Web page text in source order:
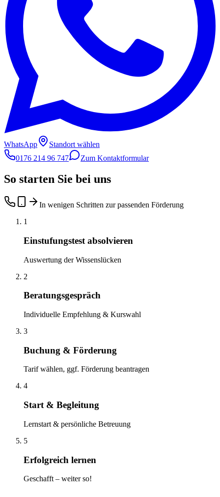
WhatsApp
Standort wählen
0176 214 96 747
Zum Kontaktformular
So starten Sie bei uns
In wenigen Schritten zur passenden Förderung
1
Einstufungstest absolvieren
Auswertung der Wissenslücken
2
Beratungsgespräch
Individuelle Empfehlung & Kurswahl
3
Buchung & Förderung
Tarif wählen, ggf. Förderung beantragen
4
Start & Begleitung
Lernstart & persönliche Betreuung
5
Erfolgreich lernen
Geschafft – weiter so!